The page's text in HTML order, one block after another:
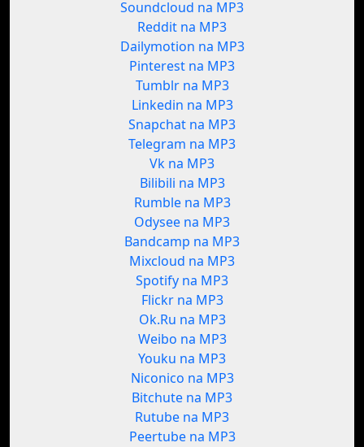
Soundcloud na MP3
Reddit na MP3
Dailymotion na MP3
Pinterest na MP3
Tumblr na MP3
Linkedin na MP3
Snapchat na MP3
Telegram na MP3
Vk na MP3
Bilibili na MP3
Rumble na MP3
Odysee na MP3
Bandcamp na MP3
Mixcloud na MP3
Spotify na MP3
Flickr na MP3
Ok.Ru na MP3
Weibo na MP3
Youku na MP3
Niconico na MP3
Bitchute na MP3
Rutube na MP3
Peertube na MP3